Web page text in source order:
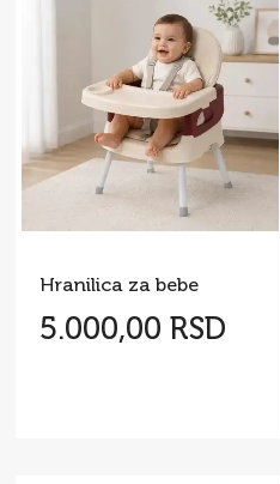
Hranilica za bebe
5.000,00 RSD